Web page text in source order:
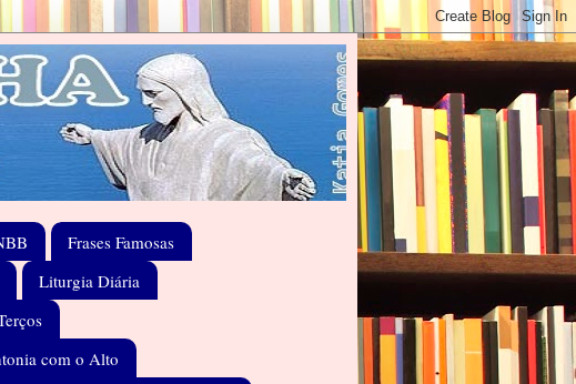
Frases Famosas
Liturgia Diária
com o Alto